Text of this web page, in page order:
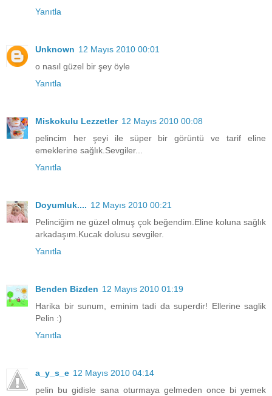
Yanıtla
Unknown 12 Mayıs 2010 00:01
o nasıl güzel bir şey öyle
Yanıtla
Miskokulu Lezzetler 12 Mayıs 2010 00:08
pelincim her şeyi ile süper bir görüntü ve tarif eline
emeklerine sağlık.Sevgiler...
Yanıtla
Doyumluk.... 12 Mayıs 2010 00:21
Pelinciğim ne güzel olmuş çok beğendim.Eline koluna sağlık
arkadaşım.Kucak dolusu sevgiler.
Yanıtla
Benden Bizden 12 Mayıs 2010 01:19
Harika bir sunum, eminim tadi da superdir! Ellerine saglik
Pelin :)
Yanıtla
a_y_s_e 12 Mayıs 2010 04:14
pelin bu gidisle sana oturmaya gelmeden once bi yemek